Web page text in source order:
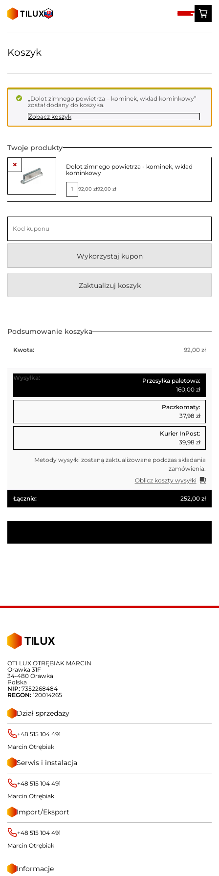
content
Koszyk
„Dolot zimnego powietrza – kominek, wkład kominkowy”
został dodany do koszyka.
Zobacz koszyk
Twoje produkty
×
Dolot zimnego powietrza - kominek, wkład
kominkowy
ilość
Dolot
zimnego
powietrza
kominek,
92,00 zł92,00 zł
Kupon:
Wykorzystaj kupon
Zaktualizuj koszyk
Podsumowanie koszyka
92,00 zł
Przesyłka paletowa:
160,00 zł
Paczkomaty:
37,98 zł
Kurier InPost:
39,98 zł
Metody wysyłki zostaną zaktualizowane podczas składania
zamówienia.
Oblicz koszty wysyłki
252,00 zł
OTI LUX OTRĘBIAK MARCIN
Orawka 31F
34-480 Orawka
Polska
NIP: 7352268484
REGON: 120014265
Dział sprzedaży
+48 515 104 491
Marcin Otrębiak
Serwis i instalacja
+48 515 104 491
Marcin Otrębiak
Import/Eksport
+48 515 104 491
Marcin Otrębiak
Informacje